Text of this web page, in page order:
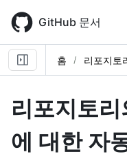
main
content
GitHub 문서
홈 리포지토
리포지토
에 대한 자